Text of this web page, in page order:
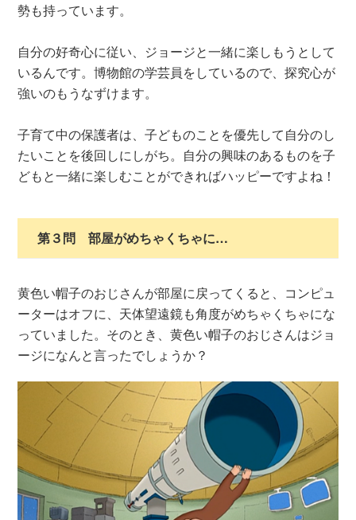
勢も持っています。
自分の好奇心に従い、ジョージと一緒に楽しもうとして
いるんです。博物館の学芸員をしているので、探究心が
強いのもうなずけます。
子育て中の保護者は、子どものことを優先して自分のし
たいことを後回しにしがち。自分の興味のあるものを子
どもと一緒に楽しむことができればハッピーですよね！
第３問 部屋がめちゃくちゃに…
黄色い帽子のおじさんが部屋に戻ってくると、コンピュ
ーターはオフに、天体望遠鏡も角度がめちゃくちゃにな
っていました。そのとき、黄色い帽子のおじさんはジョ
ージになんと言ったでしょうか？